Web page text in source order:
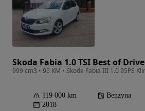
Skoda Fabia 1.0 TSI Best of Drive
119 000 km Benzyna
2018